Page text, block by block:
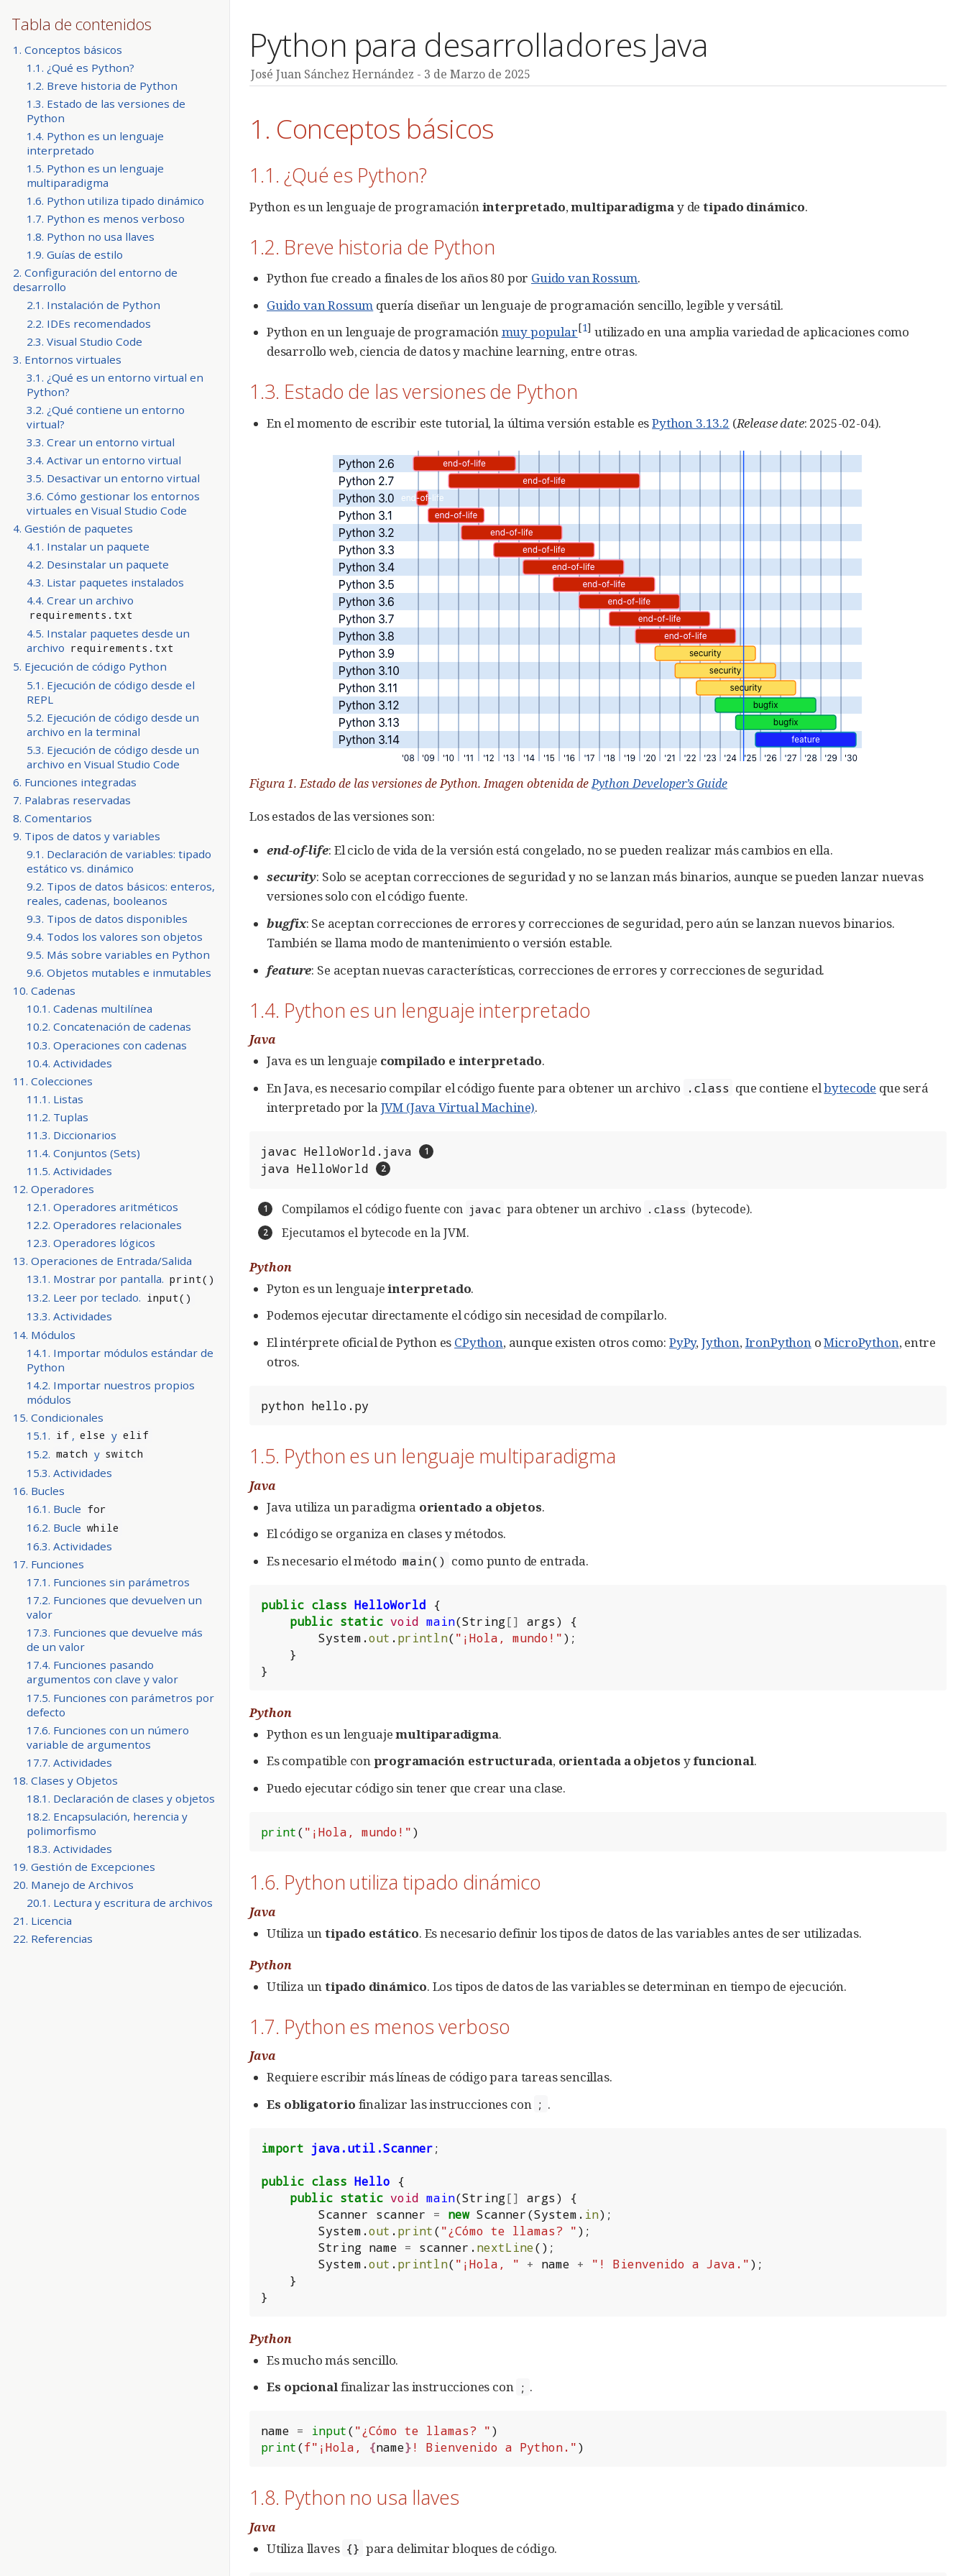
Python para desarrolladores Java
José Juan Sánchez Hernández - 3 de Marzo de 2025
Tabla de contenidos
1. Conceptos básicos
1.1. ¿Qué es Python?
1.2. Breve historia de Python
1.3. Estado de las versiones de
Python
1.4. Python es un lenguaje
interpretado
1.5. Python es un lenguaje
multiparadigma
1.6. Python utiliza tipado dinámico
1.7. Python es menos verboso
1.8. Python no usa llaves
1.9. Guías de estilo
2. Configuración del entorno de
desarrollo
2.1. Instalación de Python
2.2. IDEs recomendados
2.3. Visual Studio Code
3. Entornos virtuales
3.1. ¿Qué es un entorno virtual en
Python?
3.2. ¿Qué contiene un entorno
virtual?
3.3. Crear un entorno virtual
3.4. Activar un entorno virtual
3.5. Desactivar un entorno virtual
3.6. Cómo gestionar los entornos
virtuales en Visual Studio Code
4. Gestión de paquetes
4.1. Instalar un paquete
4.2. Desinstalar un paquete
4.3. Listar paquetes instalados
4.4. Crear un archivo
requirements.txt
4.5. Instalar paquetes desde un
archivo requirements.txt
5. Ejecución de código Python
5.1. Ejecución de código desde el
REPL
5.2. Ejecución de código desde un
archivo en la terminal
5.3. Ejecución de código desde un
archivo en Visual Studio Code
6. Funciones integradas
7. Palabras reservadas
8. Comentarios
9. Tipos de datos y variables
9.1. Declaración de variables: tipado
estático vs. dinámico
9.2. Tipos de datos básicos: enteros,
reales, cadenas, booleanos
9.3. Tipos de datos disponibles
9.4. Todos los valores son objetos
9.5. Más sobre variables en Python
9.6. Objetos mutables e inmutables
10. Cadenas
10.1. Cadenas multilínea
10.2. Concatenación de cadenas
10.3. Operaciones con cadenas
10.4. Actividades
11. Colecciones
11.1. Listas
11.2. Tuplas
11.3. Diccionarios
11.4. Conjuntos (Sets)
11.5. Actividades
12. Operadores
12.1. Operadores aritméticos
12.2. Operadores relacionales
12.3. Operadores lógicos
13. Operaciones de Entrada/Salida
13.1. Mostrar por pantalla. print()
13.2. Leer por teclado. input()
13.3. Actividades
14. Módulos
14.1. Importar módulos estándar de
Python
14.2. Importar nuestros propios
módulos
15. Condicionales
15.1. if , else y elif
15.2. match y switch
15.3. Actividades
16. Bucles
16.1. Bucle for
16.2. Bucle while
16.3. Actividades
17. Funciones
17.1. Funciones sin parámetros
17.2. Funciones que devuelven un
valor
17.3. Funciones que devuelve más
de un valor
17.4. Funciones pasando
argumentos con clave y valor
17.5. Funciones con parámetros por
defecto
17.6. Funciones con un número
variable de argumentos
17.7. Actividades
18. Clases y Objetos
18.1. Declaración de clases y objetos
18.2. Encapsulación, herencia y
polimorfismo
18.3. Actividades
19. Gestión de Excepciones
20. Manejo de Archivos
20.1. Lectura y escritura de archivos
21. Licencia
22. Referencias
1. Conceptos básicos
1.1. ¿Qué es Python?
Python es un lenguaje de programación interpretado,multiparadigma y de tipado dinámico.
1.2. Breve historia de Python
Python fue creado a finales de los años 80 por Guido van Rossum.
Guido van Rossum quería diseñar un lenguaje de programación sencillo, legible y versátil.
Python en un lenguaje de programaciónmuy popular[1] utilizado en una amplia variedad de aplicaciones como
desarrollo web, ciencia de datos y machine learning, entre otras.
1.3. Estado de las versiones de Python
En el momento de escribir este tutorial, la última versión estable esPython 3.13.2 (Release date: 2025-02-04).
Figura 1. Estado de las versiones de Python. Imagen obtenida dePython Developer’s Guide
Los estados de las versiones son:
end-of-life: El ciclo de vida de la versión está congelado, no se pueden realizar más cambios en ella.
security: Solo se aceptan correcciones de seguridad y no se lanzan más binarios, aunque se pueden lanzar nuevas
versiones solo con el código fuente.
bugfix: Se aceptan correcciones de errores y correcciones de seguridad, pero aún se lanzan nuevos binarios.
También se llama modo de mantenimiento o versión estable.
feature: Se aceptan nuevas características, correcciones de errores y correcciones de seguridad.
1.4. Python es un lenguaje interpretado
Java
Java es un lenguaje compilado e interpretado.
En Java, es necesario compilar el código fuente para obtener un archivo
.class que contiene elbytecode que será
interpretado por la JVM (Java Virtual Machine).
javac HelloWorld.java
java HelloWorld
Compilamos el código fuente con javac para obtener un archivo .class (bytecode).
Ejecutamos el bytecode en la JVM.
Python
Pyton es un lenguajeinterpretado.
Podemos ejecutar directamente el código sin necesidad de compilarlo.
El intérprete oficial de Python es CPython, aunque existen otros como: PyPy,Jython,IronPythonoMicroPython, entre
otros.
python hello.py
1.5. Python es un lenguaje multiparadigma
Java
Java utiliza un paradigma orientado a objetos.
El código se organiza en clases y métodos.
Es necesario el método main() como punto de entrada.
public class HelloWorld
{
public static void main(String[] args)
{
System .out .println("¡Hola, mundo!");
}
}
Python
Python es un lenguajemultiparadigma.
Es compatible conprogramación estructurada, orientada a objetos yfuncional.
Puedo ejecutar código sin tener que crear una clase.
print("¡Hola, mundo!")
1.6. Python utiliza tipado dinámico
Java
Utiliza untipado estático. Es necesario definir los tipos de datos de las variables antes de ser utilizadas.
Python
Utiliza untipado dinámico. Los tipos de datos de las variables se determinan en tiempo de ejecución.
1.7. Python es menos verboso
Java
Requiere escribir más líneas de código para tareas sencillas.
Es obligatorio finalizar las instrucciones con ; .
import java.util.Scanner;
public class Hello
{
public static void main(String[] args)
{
Scanner
scanner = new Scanner(System . in);
System .out .print("¿Cómo te llamas? ");
String name = scanner .nextLine();
System .out .println("¡Hola, " + name + "! Bienvenido a Java.");
}
}
Python
Es mucho más sencillo.
Es opcionalfinalizar las instrucciones con ; .
name = input("¿Cómo te llamas? ")
print(f"¡Hola, {name}! Bienvenido a Python.")
1.8. Python no usa llaves
Java
Utiliza llaves {} para delimitar bloques de código.